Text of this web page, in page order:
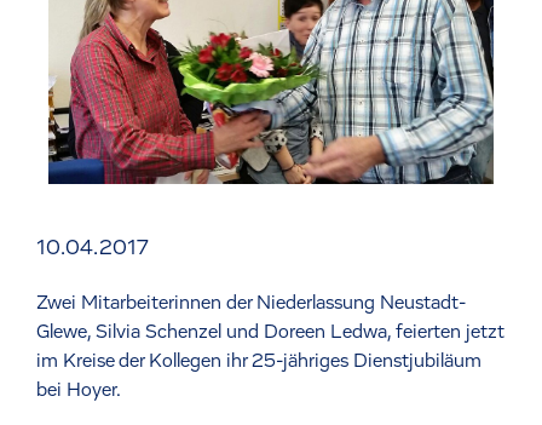
10.04.2017
Zwei Mitarbeiterinnen der Niederlassung Neustadt-
Glewe, Silvia Schenzel und Doreen Ledwa, feierten jetzt
im Kreise der Kollegen ihr 25-jähriges Dienstjubiläum
bei Hoyer.